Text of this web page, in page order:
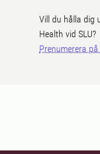
Vill du hålla dig
Health vid SLU?
Prenumerera